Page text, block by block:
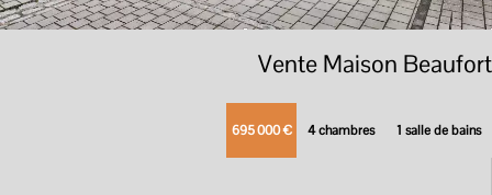
Vente Maison Beaufort
695 000 € 4 chambres 1 salle de bains